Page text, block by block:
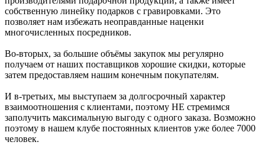
собственную линейку подарков с гравировками. Это
позволяет нам избежать неоправданные наценки
многочисленных посредников.
Во-вторых, за большие объёмы закупок мы регулярно
получаем от наших поставщиков хорошие скидки, которые
затем предоставляем нашим конечным покупателям.
И в-третьих, мы выступаем за долгосрочный характер
взаимоотношения с клиентами, поэтому НЕ стремимся
заполучить максимальную выгоду с одного заказа. Возможно
поэтому в нашем клубе постоянных клиентов уже более 7000
человек.